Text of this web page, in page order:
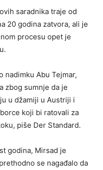
saradnika traje od
20 godina zatvora, ali je
procesu opet je
nadimku Abu Tejmar,
zbog sumnje da je
u džamiji u Austriji i
koji bi ratovali za
piše Der Standard.
godina, Mirsad je
se nagađalo da